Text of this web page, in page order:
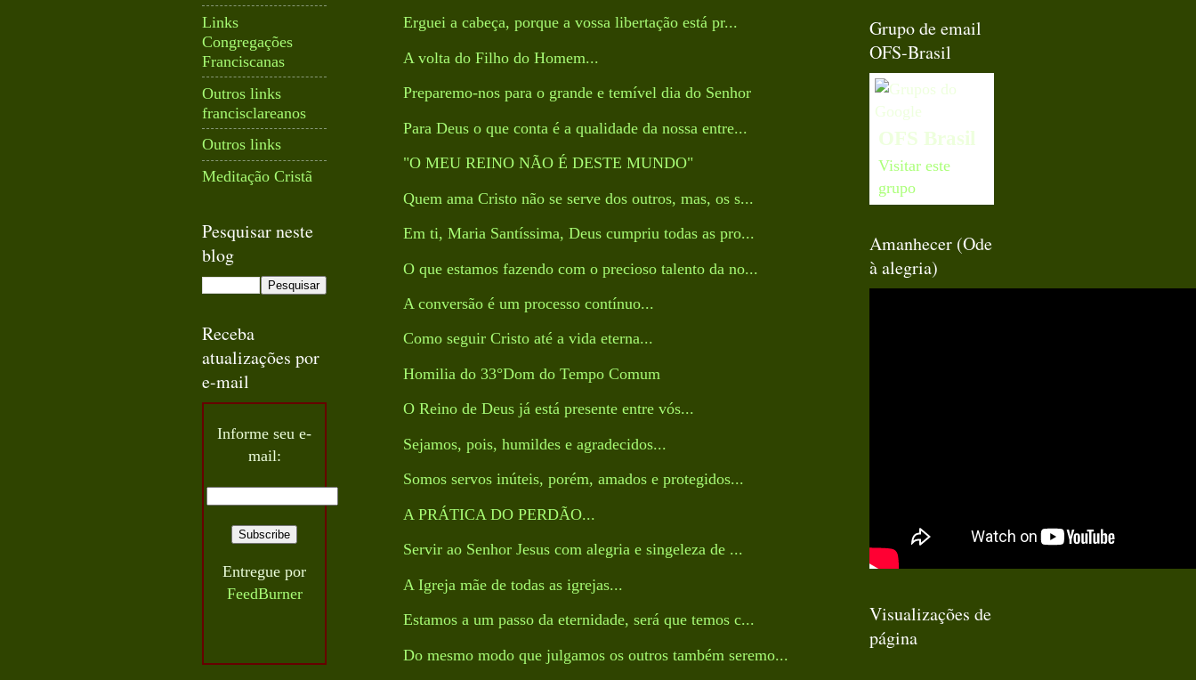
Erguei a cabeça, porque a vossa libertação está pr...
A volta do Filho do Homem...
Preparemo-nos para o grande e temível dia do Senhor
Para Deus o que conta é a qualidade da nossa entre...
"O MEU REINO NÃO É DESTE MUNDO"
Quem ama Cristo não se serve dos outros, mas, os s...
Em ti, Maria Santíssima, Deus cumpriu todas as pro...
O que estamos fazendo com o precioso talento da no...
A conversão é um processo contínuo...
Como seguir Cristo até a vida eterna...
Homilia do 33°Dom do Tempo Comum
O Reino de Deus já está presente entre vós...
Sejamos, pois, humildes e agradecidos...
Somos servos inúteis, porém, amados e protegidos...
A PRÁTICA DO PERDÃO...
Servir ao Senhor Jesus com alegria e singeleza de ...
A Igreja mãe de todas as igrejas...
Estamos a um passo da eternidade, será que temos c...
Do mesmo modo que julgamos os outros também seremo...
Links
Congregações
Franciscanas
Outros links
francisclareanos
Outros links
Meditação Cristã
Pesquisar neste
blog
Receba
atualizações por
e-mail
Informe seu e-
mail:
Entregue por
FeedBurner
Grupo de email
OFS-Brasil
OFS Brasil
Visitar este
grupo
Amanhecer (Ode
à alegria)
Visualizações de
página